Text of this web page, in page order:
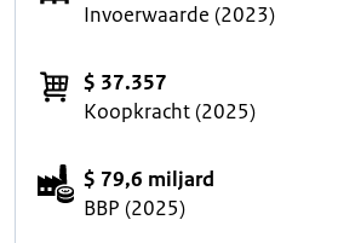
Invoerwaarde (2023)
$ 37.357
Koopkracht (2025)
$ 79,6 miljard
BBP (2025)